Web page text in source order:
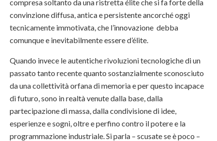
compresa soltanto da una ristretta élite che si fa forte della
convinzione diffusa, antica e persistente ancorché oggi
tecnicamente immotivata, che l’innovazione debba
comunque e inevitabilmente essere d’élite.
Quando invece le autentiche rivoluzioni tecnologiche di un
passato tanto recente quanto sostanzialmente sconosciuto
da una collettività orfana di memoria e per questo incapace
di futuro, sono in realtà venute dalla base, dalla
partecipazione di massa, dalla condivisione di idee,
esperienze e sogni, oltre e perfino contro il potere e la
programmazione industriale. Si parla – scusate se è poco –